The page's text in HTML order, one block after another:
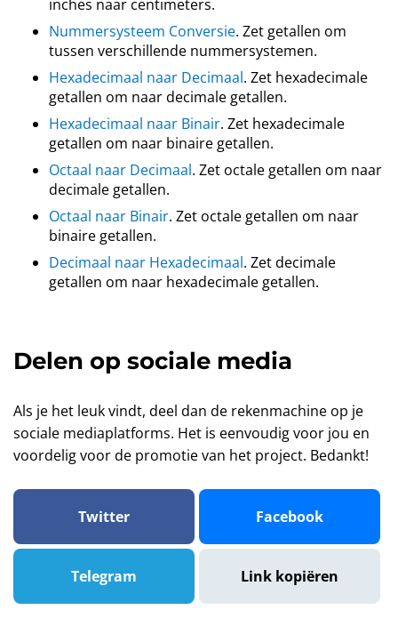
inches naar centimeters.
Nummersysteem Conversie. Zet getallen om
tussen verschillende nummersystemen.
Hexadecimaal naar Decimaal. Zet hexadecimale
getallen om naar decimale getallen.
Hexadecimaal naar Binair. Zet hexadecimale
getallen om naar binaire getallen.
Octaal naar Decimaal. Zet octale getallen om naar
decimale getallen.
Octaal naar Binair. Zet octale getallen om naar
binaire getallen.
Decimaal naar Hexadecimaal. Zet decimale
getallen om naar hexadecimale getallen.
Delen op sociale media
Als je het leuk vindt, deel dan de rekenmachine op je
sociale mediaplatforms. Het is eenvoudig voor jou en
voordelig voor de promotie van het project. Bedankt!
Twitter Facebook
Telegram Link kopiëren